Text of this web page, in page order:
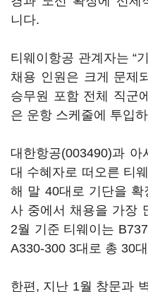
니다.
티웨이항공 관계자는 “
채용 인원은 크게 문제
승무원 포함 전체 직군
은 운항 스케줄에 투입
대한항공(003490)과 아
대 수혜자로 떠오른 티
해 말 40대로 기단을 확
사 중에서 채용을 가장
2월 기준 티웨이는
A330-300 3대로 총 30
한편, 지난 1월 창문과